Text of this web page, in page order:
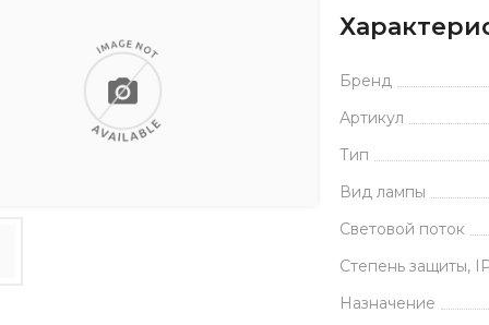
Бренд
Артикул
Тип
Вид лампы
Световой поток
Степень защиты,
Назначение